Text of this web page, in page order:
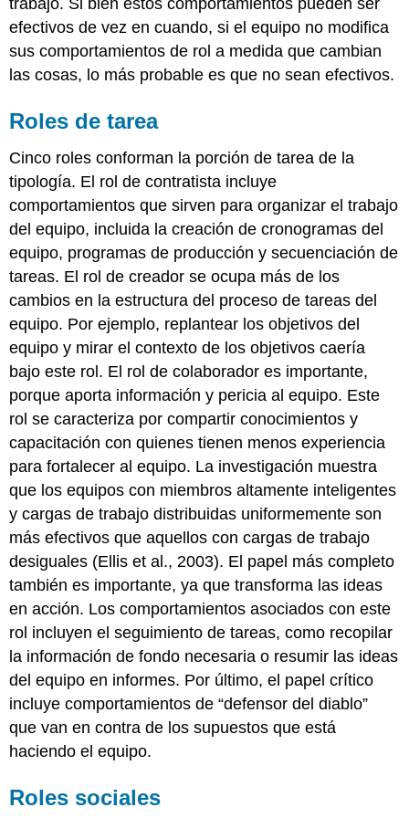
trabajo. Si bien estos comportamientos pueden ser
efectivos de vez en cuando, si el equipo no modifica
sus comportamientos de rol a medida que cambian
las cosas, lo más probable es que no sean efectivos.
Roles de tarea
Cinco roles conforman la porción de tarea de la
tipología. El rol de contratista incluye
comportamientos que sirven para organizar el trabajo
del equipo, incluida la creación de cronogramas del
equipo, programas de producción y secuenciación de
tareas. El rol de creador se ocupa más de los
cambios en la estructura del proceso de tareas del
equipo. Por ejemplo, replantear los objetivos del
equipo y mirar el contexto de los objetivos caería
bajo este rol. El rol de colaborador es importante,
porque aporta información y pericia al equipo. Este
rol se caracteriza por compartir conocimientos y
capacitación con quienes tienen menos experiencia
para fortalecer al equipo. La investigación muestra
que los equipos con miembros altamente inteligentes
y cargas de trabajo distribuidas uniformemente son
más efectivos que aquellos con cargas de trabajo
desiguales (Ellis et al., 2003). El papel más completo
también es importante, ya que transforma las ideas
en acción. Los comportamientos asociados con este
rol incluyen el seguimiento de tareas, como recopilar
la información de fondo necesaria o resumir las ideas
del equipo en informes. Por último, el papel crítico
incluye comportamientos de “defensor del diablo”
que van en contra de los supuestos que está
haciendo el equipo.
Roles sociales